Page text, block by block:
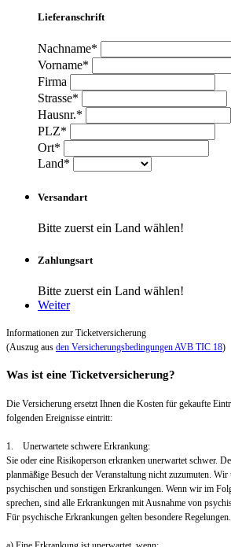
Lieferanschrift
Nachname*
Vorname*
Firma
Strasse*
Hausnr.*
PLZ*
Ort*
Land*
Versandart
Bitte zuerst ein Land wählen!
Zahlungsart
Bitte zuerst ein Land wählen!
Weiter
Informationen zur Ticketversicherung
(Auszug aus den Versicherungsbedingungen AVB TIC 18)
Was ist eine Ticketversicherung?
Die Versicherung ersetzt Ihnen die Kosten für gekaufte
folgenden Ereignisse eintritt:
1. Unerwartete schwere Erkrankung:
Sie oder eine Risikoperson erkranken unerwartet schwer.
planmäßige Besuch der Veranstaltung nicht zuzumuten. Wir
psychischen und sonstigen Erkrankungen. Wenn wir im
sprechen, sind alle Erkrankungen mit Ausnahme von
Für psychische Erkrankungen gelten besondere Regelungen.